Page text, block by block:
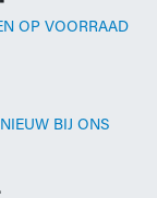
OP VOORRAAD
BIJ ONS